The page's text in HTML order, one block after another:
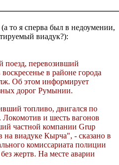
(а то я сперва был в недоумении,
виадук?):
поезд, перевозивший
в районе города
Об этом информирует
дорог Румынии.
топливо, двигался по
и шесть вагонов
частной компании Grup
на виадуке Кырча", - сказано в
комиссариата полиции
жертв. На месте аварии